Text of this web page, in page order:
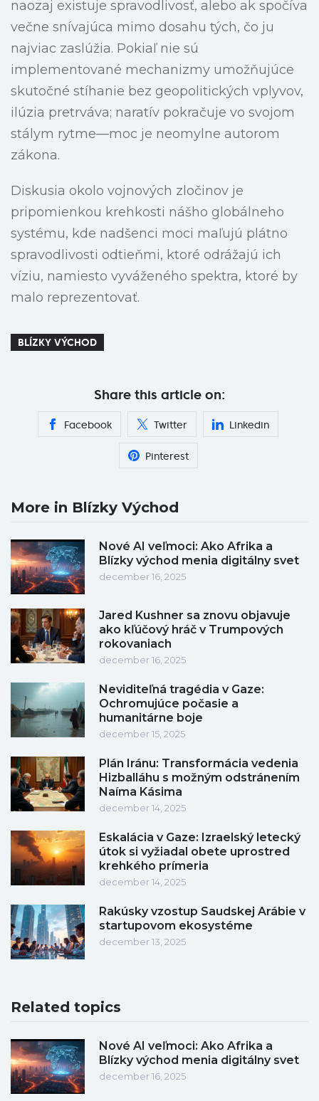
naozaj existuje spravodlivosť, alebo ak spočíva
večne snívajúca mimo dosahu tých, čo ju
najviac zaslúžia. Pokiaľ nie sú
implementované mechanizmy umožňujúce
skutočné stíhanie bez geopolitických vplyvov,
ilúzia pretrváva; naratív pokračuje vo svojom
stálym rytme—moc je neomylne autorom
zákona.
Diskusia okolo vojnových zločinov je
pripomienkou krehkosti nášho globálneho
systému, kde nadšenci moci maľujú plátno
spravodlivosti odtieňmi, ktoré odrážajú ich
víziu, namiesto vyváženého spektra, ktoré by
malo reprezentovať.
BLÍZKY VÝCHOD
Share this article on:
Facebook Twitter Linkedin
Pinterest
More in Blízky Východ
Nové AI veľmoci: Ako Afrika a
Blízky východ menia digitálny svet
december 16, 2025
Jared Kushner sa znovu objavuje
ako kľúčový hráč v Trumpových
rokovaniach
december 16, 2025
Neviditeľná tragédia v Gaze:
Ochromujúce počasie a
humanitárne boje
december 15, 2025
Plán Iránu: Transformácia vedenia
Hizballáhu s možným odstránením
Naíma Kásima
december 14, 2025
Eskalácia v Gaze: Izraelský letecký
útok si vyžiadal obete uprostred
krehkého prímeria
december 14, 2025
Rakúsky vzostup Saudskej Arábie v
startupovom ekosystéme
december 13, 2025
Related topics
Nové AI veľmoci: Ako Afrika a
Blízky východ menia digitálny svet
december 16, 2025